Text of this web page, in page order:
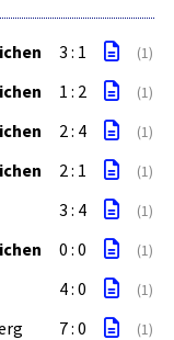
3 : 1 (1)
1 : 2 (1)
2 : 4 (1)
2 : 1 (1)
3 : 4 (1)
0 : 0 (1)
4 : 0 (1)
7 : 0 (1)